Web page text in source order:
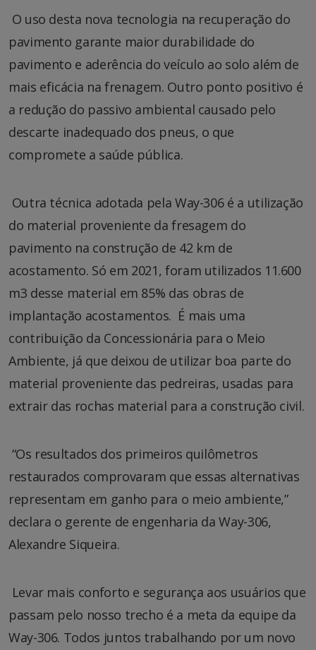
O uso desta nova tecnologia na recuperação do
pavimento garante maior durabilidade do
pavimento e aderência do veículo ao solo além de
mais eficácia na frenagem. Outro ponto positivo é
a redução do passivo ambiental causado pelo
descarte inadequado dos pneus, o que
compromete a saúde pública.
Outra técnica adotada pela Way-306 é a utilização
do material proveniente da fresagem do
pavimento na construção de 42 km de
acostamento. Só em 2021, foram utilizados 11.600
m3 desse material em 85% das obras de
implantação acostamentos. É mais uma
contribuição da Concessionária para o Meio
Ambiente, já que deixou de utilizar boa parte do
material proveniente das pedreiras, usadas para
extrair das rochas material para a construção civil.
“Os resultados dos primeiros quilômetros
restaurados comprovaram que essas alternativas
representam em ganho para o meio ambiente,”
declara o gerente de engenharia da Way-306,
Alexandre Siqueira.
Levar mais conforto e segurança aos usuários que
passam pelo nosso trecho é a meta da equipe da
Way-306. Todos juntos trabalhando por um novo